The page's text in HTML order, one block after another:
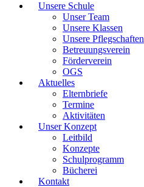
Unsere Schule
Unser Team
Unsere Klassen
Unsere Pflegschaften
Betreuungsverein
Förderverein
OGS
Aktuelles
Elternbriefe
Termine
Aktivitäten
Unser Konzept
Leitbild
Konzepte
Schulprogramm
Bücherei
Kontakt